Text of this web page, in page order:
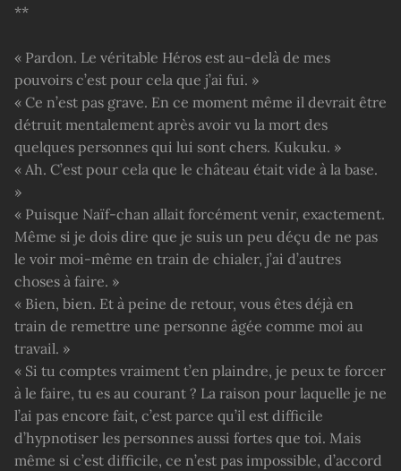
**
« Pardon. Le véritable Héros est au-delà de mes
pouvoirs c’est pour cela que j’ai fui. »
« Ce n’est pas grave. En ce moment même il devrait être
détruit mentalement après avoir vu la mort des
quelques personnes qui lui sont chers. Kukuku. »
« Ah. C’est pour cela que le château était vide à la base.
»
« Puisque Naïf-chan allait forcément venir, exactement.
Même si je dois dire que je suis un peu déçu de ne pas
le voir moi-même en train de chialer, j’ai d’autres
choses à faire. »
« Bien, bien. Et à peine de retour, vous êtes déjà en
train de remettre une personne âgée comme moi au
travail. »
« Si tu comptes vraiment t’en plaindre, je peux te forcer
à le faire, tu es au courant ? La raison pour laquelle je ne
l’ai pas encore fait, c’est parce qu’il est difficile
d’hypnotiser les personnes aussi fortes que toi. Mais
même si c’est difficile, ce n’est pas impossible, d’accord